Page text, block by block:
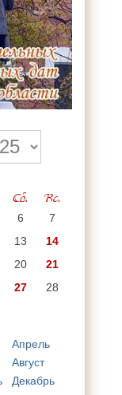
Сб. Вс.
6
7
13
14
20
21
27
28
Апрель
Август
Декабрь